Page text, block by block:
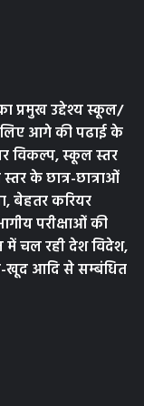
प्रमुख उद्देश्य स्कूल/
लिए आगे की पढाई के
विकल्प, स्कूल स्तर
के छात्र-छात्राओं
बेहतर करियर
परीक्षाओं की
में चल रही देश विदेश,
खूद आदि से सम्बंधित